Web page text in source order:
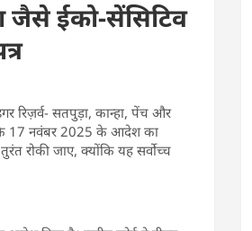
जैसे ईको-सेंसिटिव
रिज़र्व- सतपुड़ा, कान्हा, पेंच और
के 17 नवंबर 2025 के आदेश का
रोकी जाए, क्योंकि यह सर्वोच्च